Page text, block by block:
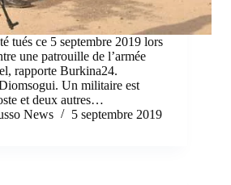
tués ce 5 septembre 2019 lors
une patrouille de l’armée
rapporte Burkina24.
Un militaire est
et deux autres…
News
5 septembre 2019